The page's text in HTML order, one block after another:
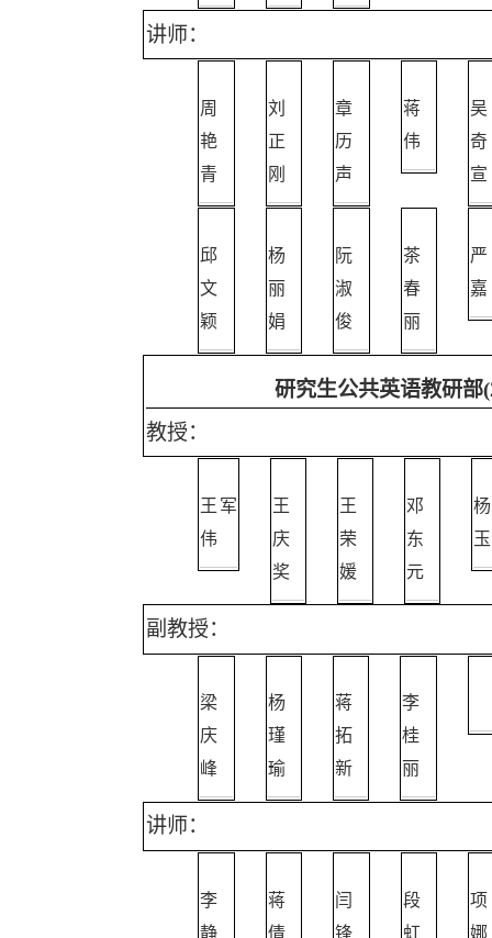
讲师：
周
艳
青
刘
正
刚
章
历
声
蒋
伟
吴
奇
宣
邱
文
颖
杨
丽
娟
阮
淑
俊
茶
春
丽
严
嘉
研究生公共英语教研部
教授：
王军
伟
王
庆
奖
王
荣
媛
邓
东
元
杨
玉
副教授：
梁
庆
峰
杨
瑾
瑜
蒋
拓
新
李
桂
丽
讲师：
李
静
蒋
倩
闫
锋
段
虹
项
娜